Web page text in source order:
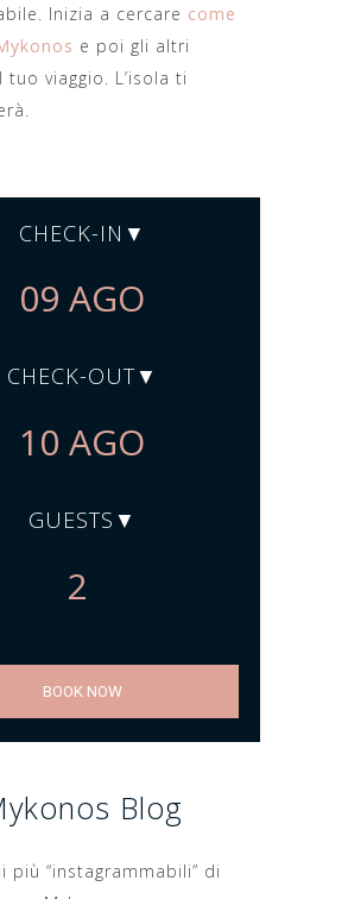
Inizia a cercare come
e poi gli altri
viaggio. L’isola ti
CHECK-IN
CHECK-OUT
GUESTS
BOOK NOW
Blog
più “instagrammabili” di